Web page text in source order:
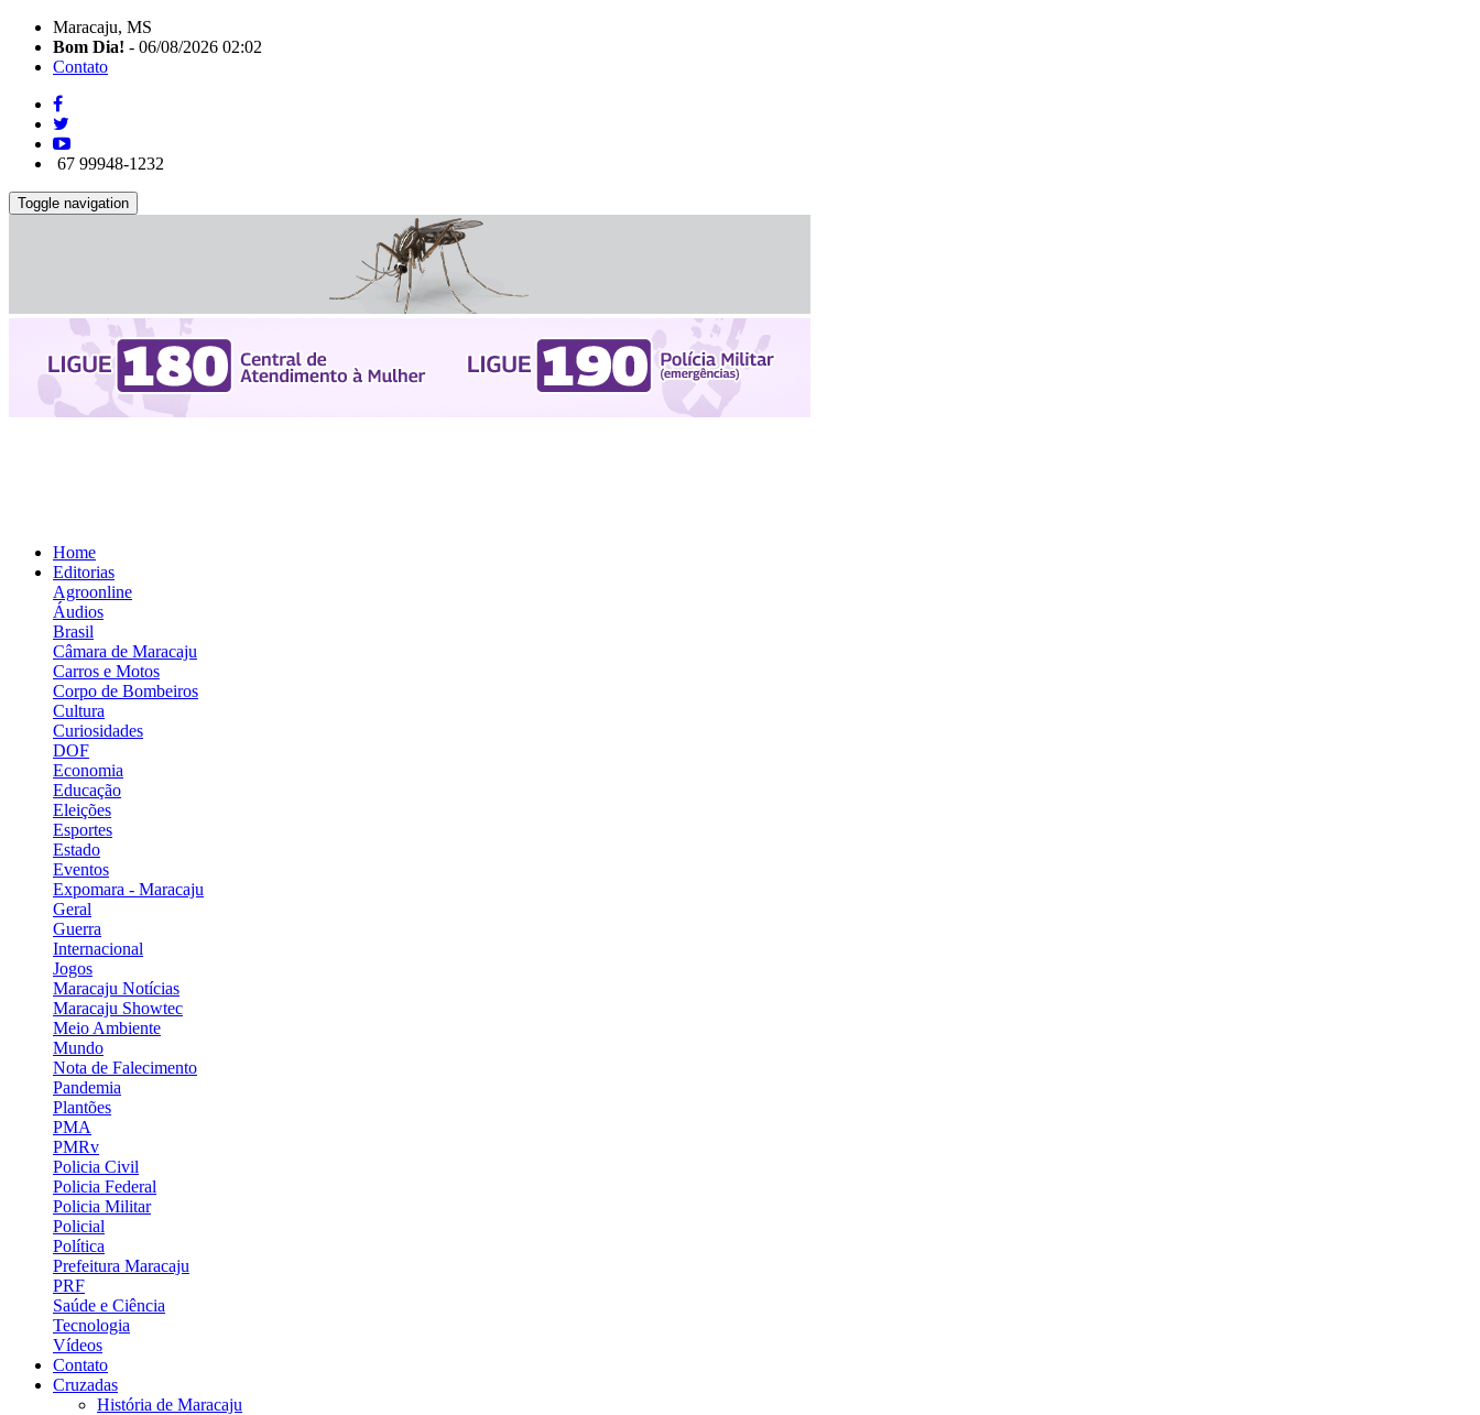
Maracaju, MS
Bom Dia! - 06/08/2026 02:02
Contato
67 99948-1232
Toggle navigation
Home
Editorias
Agroonline
Áudios
Brasil
Câmara de Maracaju
Carros e Motos
Corpo de Bombeiros
Cultura
Curiosidades
DOF
Economia
Educação
Eleições
Esportes
Estado
Eventos
Expomara - Maracaju
Geral
Guerra
Internacional
Jogos
Maracaju Notícias
Maracaju Showtec
Meio Ambiente
Mundo
Nota de Falecimento
Pandemia
Plantões
PMA
PMRv
Policia Civil
Policia Federal
Policia Militar
Policial
Política
Prefeitura Maracaju
PRF
Saúde e Ciência
Tecnologia
Vídeos
Contato
Cruzadas
História de Maracaju